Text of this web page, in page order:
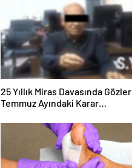
25 Yıllık Miras Davasında Gözler
Temmuz Ayındaki Karar